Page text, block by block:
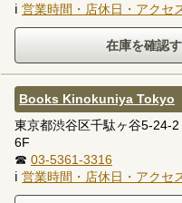
ℹ 営業時間・店休日・アクセ
Books Kinokuniya Tokyo
東京都渋谷区千駄ヶ谷5-24-
6F
☎ 03-5361-3316
ℹ 営業時間・店休日・アクセ